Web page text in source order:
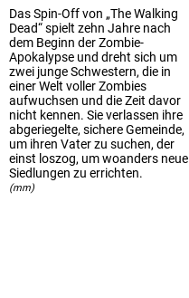
Das Spin-Off von „The Walking
Dead“ spielt zehn Jahre nach
dem Beginn der Zombie-
Apokalypse und dreht sich um
zwei junge Schwestern, die in
einer Welt voller Zombies
aufwuchsen und die Zeit davor
nicht kennen. Sie verlassen ihre
abgeriegelte, sichere Gemeinde,
um ihren Vater zu suchen, der
einst loszog, um woanders neue
Siedlungen zu errichten.
(mm)